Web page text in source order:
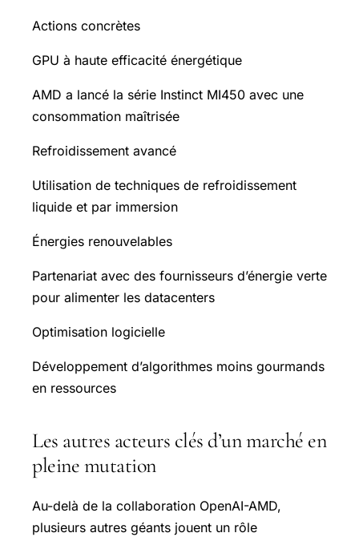
Actions concrètes
GPU à haute efficacité énergétique
AMD a lancé la série Instinct MI450 avec une
consommation maîtrisée
Refroidissement avancé
Utilisation de techniques de refroidissement
liquide et par immersion
Énergies renouvelables
Partenariat avec des fournisseurs d’énergie verte
pour alimenter les datacenters
Optimisation logicielle
Développement d’algorithmes moins gourmands
en ressources
Les autres acteurs clés d’un marché en
pleine mutation
Au-delà de la collaboration OpenAI-AMD,
plusieurs autres géants jouent un rôle